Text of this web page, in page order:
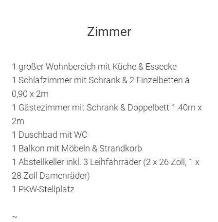
Zimmer
1 großer Wohnbereich mit Küche & Essecke
1 Schlafzimmer mit Schrank & 2 Einzelbetten à
0,90 x 2m
1 Gästezimmer mit Schrank & Doppelbett 1.40m x
2m
1 Duschbad mit WC
1 Balkon mit Möbeln & Strandkorb
1 Abstellkeller inkl. 3 Leihfahrräder (2 x 26 Zoll, 1 x
28 Zoll Damenräder)
1 PKW-Stellplatz
~